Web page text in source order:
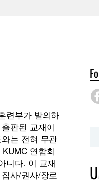
련부가 발의하
판된 교재이
는 전혀 무관
연합회
니다. 이 교재
사/권사/장로